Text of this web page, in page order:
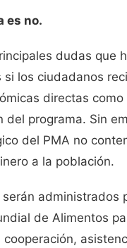
es no.
dudas que
si los ciudadanos
directas
del programa. Sin
del PMA no
a la población.
administrados
de Alimentos